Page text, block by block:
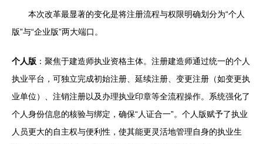
本次改革最显著的变化是将注册流程与权限明确划分为“个人
版”与“企业版”两大端口。
个人版 ：聚焦于建造师执业资格主体。注册建造师通过统一的个人
执业平台，可独立完成初始注册、延续注册、变更注册（如变更执
业单位）、注销注册以及办理执业印章等全流程操作。系统强化了
个人身份信息的核验与绑定，确保“人证合一”。个人版赋予了执业
人员更大的自主权与便利性，使其能更灵活地管理自身的执业生